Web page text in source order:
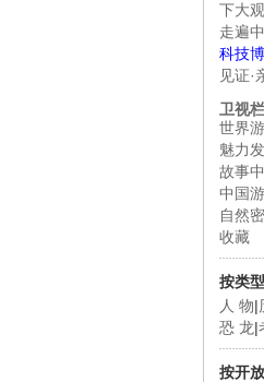
下大观
走遍
科技
见证·
卫视
世界游
魅力
故事
中国游
自然
收藏
按类型
人 物|
恐 龙|
按开